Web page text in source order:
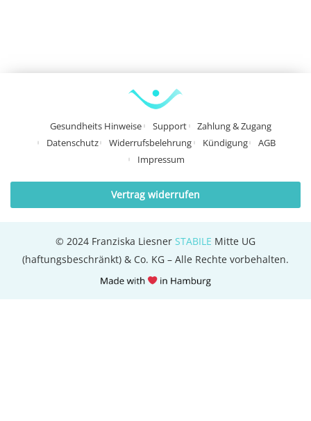
Gesundheits Hinweise Support
Zahlung & Zugang
Datenschutz
Widerrufsbelehrung Kündigung
AGB
Impressum
Vertrag widerrufen
© 2024 Franziska Liesner STABILE Mitte UG
(haftungsbeschränkt) & Co. KG – Alle Rechte vorbehalten.